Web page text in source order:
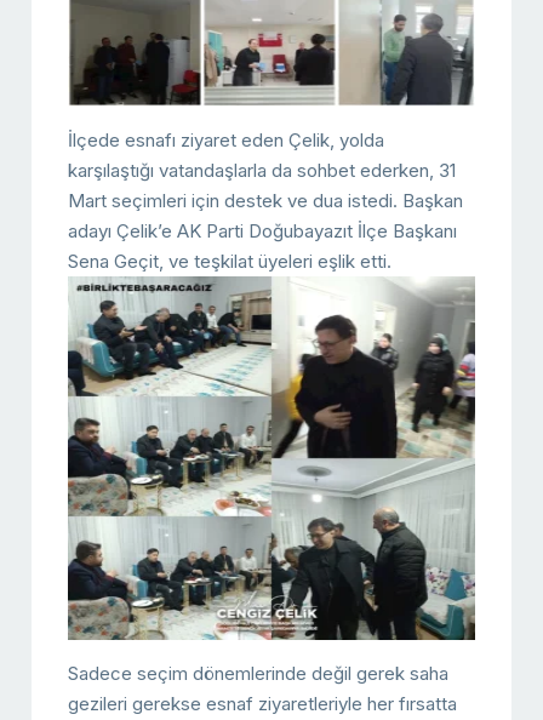
İlçede esnafı ziyaret eden Çelik, yolda
karşılaştığı vatandaşlarla da sohbet ederken, 31
Mart seçimleri için destek ve dua istedi. Başkan
adayı Çelik’e AK Parti Doğubayazıt İlçe Başkanı
Sena Geçit, ve teşkilat üyeleri eşlik etti.
Sadece seçim dönemlerinde değil gerek saha
gezileri gerekse esnaf ziyaretleriyle her fırsatta